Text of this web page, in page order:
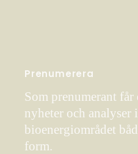
Prenumerera
Som prenumerant
nyheter och analyser
bioenergiområdet
form.